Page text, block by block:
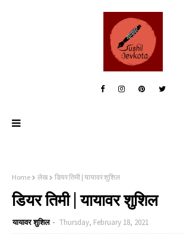
Home लेख डियर तिमी | यायावर शुशिल
डियर तिमी | यायावर शुशिल
यायावर शुशिल Thursday, February 18, 2021